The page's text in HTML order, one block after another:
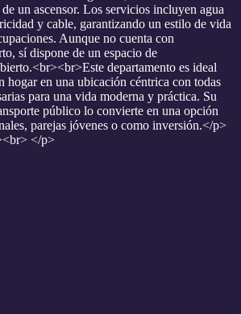
un ascensor. Los servicios incluyen agua
y cable, garantizando un estilo de vida
Aunque no cuenta con
sí dispone de un espacio de
departamento es ideal
hogar en una ubicación céntrica con todas
para una vida moderna y práctica. Su
público lo convierte en una opción
parejas jóvenes o como inversión.</p>
</p>